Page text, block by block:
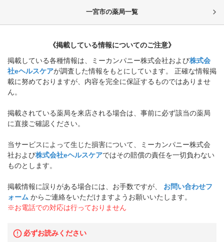
一宮市の薬局一覧
《掲載している情報についてのご注意》
掲載している各種情報は、ミーカンパニー株式会社および株式会
社eヘルスケアが調査した情報をもとにしています。 正確な情報掲
載に努めておりますが、内容を完全に保証するものではありませ
ん。
掲載されている薬局を来店される場合は、事前に必ず該当の薬局
に直接ご確認ください。
当サービスによって生じた損害について、ミーカンパニー株式会
社および株式会社eヘルスケアではその賠償の責任を一切負わない
ものとします。
掲載情報に誤りがある場合には、お手数ですが、
お問い合わせフ
ォーム からご連絡をいただけますようお願いいたします。
※お電話での対応は行っておりません
必ずお読みください